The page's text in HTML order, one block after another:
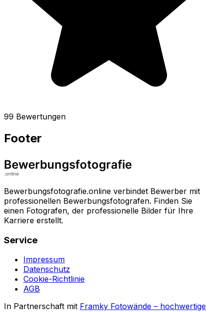
99 Bewertungen
Footer
Bewerbungsfotografie.online verbindet Bewerber mit
professionellen Bewerbungsfotografen. Finden Sie
einen Fotografen, der professionelle Bilder für Ihre
Karriere erstellt.
Service
Impressum
Datenschutz
Cookie-Richtlinie
AGB
In Partnerschaft mit Framky Fotowände – hochwertige